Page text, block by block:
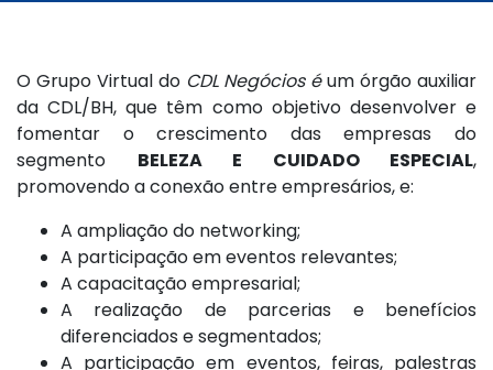
O Grupo Virtual do CDL Negócios éum órgão auxiliar
da CDL/BH, que têm como objetivo desenvolver e
fomentar o crescimento das empresas do
segmento BELEZA E CUIDADO ESPECIAL,
promovendo a conexão entre empresários, e:
A ampliação do networking;
A participação em eventos relevantes;
A capacitação empresarial;
A realização de parcerias e benefícios
diferenciados e segmentados;
A participação em eventos, feiras, palestras